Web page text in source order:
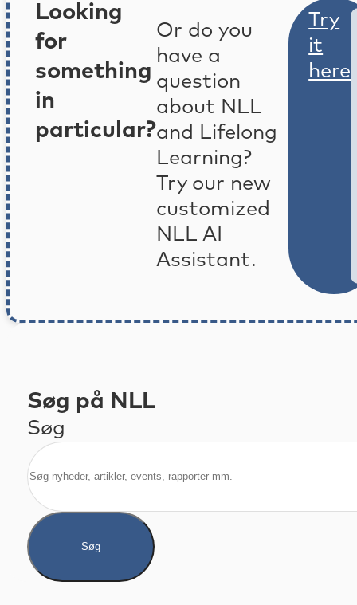
Looking
for
something
in
particular?
Or do you
have a
question
about NLL
and Lifelong
Learning?
Try our new
customized
NLL AI
Assistant.
Try
it
here
Søg på NLL
Søg
Søg